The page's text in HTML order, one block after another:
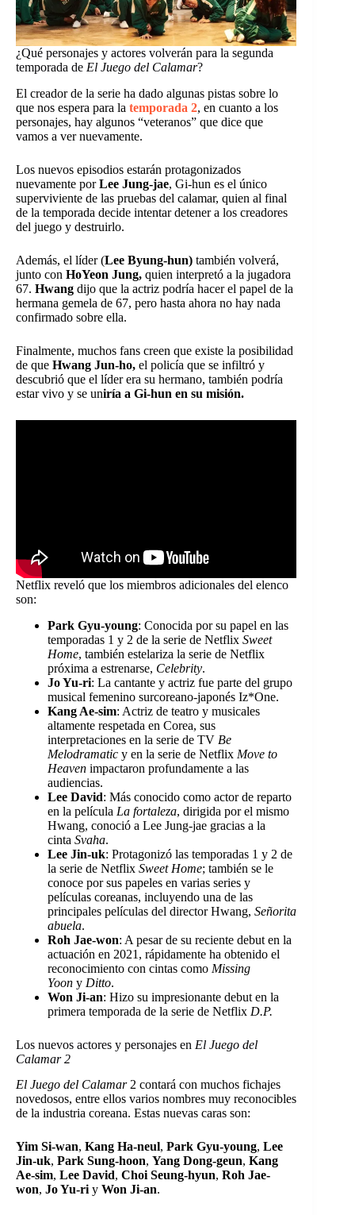
¿Qué personajes y actores volverán para la segunda
temporada de El Juego del Calamar?
El creador de la serie ha dado algunas pistas sobre lo
que nos espera para la temporada 2, en cuanto a los
personajes, hay algunos “veteranos” que dice que
vamos a ver nuevamente.
Los nuevos episodios estarán protagonizados
nuevamente porLee Jung-jae, Gi-hun es el único
superviviente de las pruebas del calamar, quien al final
de la temporada decide intentar detener a los creadores
del juego y destruirlo.
Además, el líder (Lee Byung-hun) también volverá,
junto con HoYeon Jung, quien interpretó a la jugadora
67. Hwang dijo que la actriz podría hacer el papel de la
hermana gemela de 67, pero hasta ahora no hay nada
confirmado sobre ella.
Finalmente, muchos fans creen que existe la posibilidad
de que Hwang Jun-ho, el policía que se infiltró y
descubrió que el líder era su hermano, también podría
estar vivo y se uniría a Gi-hun en su misión.
Netflix reveló que los miembros adicionales del elenco
son:
Park Gyu-young: Conocida por su papel en las
temporadas 1 y 2 de la serie de Netflix Sweet
Home, también estelariza la serie de Netflix
próxima a estrenarse, Celebrity.
Jo Yu-ri: La cantante y actriz fue parte del grupo
musical femenino surcoreano-japonés Iz*One.
Kang Ae-sim: Actriz de teatro y musicales
altamente respetada en Corea, sus
interpretaciones en la serie de TV Be
Melodramatic y en la serie de Netflix Move to
Heaven impactaron profundamente a las
audiencias.
Lee David: Más conocido como actor de reparto
en la película La fortaleza, dirigida por el mismo
Hwang, conoció a Lee Jung-jae gracias a la
cinta Svaha.
Lee Jin-uk: Protagonizó las temporadas 1 y 2 de
la serie de Netflix Sweet Home; también se le
conoce por sus papeles en varias series y
películas coreanas, incluyendo una de las
principales películas del director Hwang, Señorita
abuela.
Roh Jae-won: A pesar de su reciente debut en la
actuación en 2021, rápidamente ha obtenido el
reconocimiento con cintas como Missing
Yoon y Ditto.
Won Ji-an: Hizo su impresionante debut en la
primera temporada de la serie de Netflix D.P.
Los nuevos actores y personajes en El Juego del
Calamar 2
El Juego del Calamar2 contará con muchos fichajes
novedosos, entre ellos varios nombres muy reconocibles
de la industria coreana. Estas nuevas caras son:
Yim Si-wan, Kang Ha-neul, Park Gyu-young, Lee
Jin-uk, Park Sung-hoon, Yang Dong-geun, Kang
Ae-sim, Lee David, Choi Seung-hyun, Roh Jae-
won, Jo Yu-riy Won Ji-an.